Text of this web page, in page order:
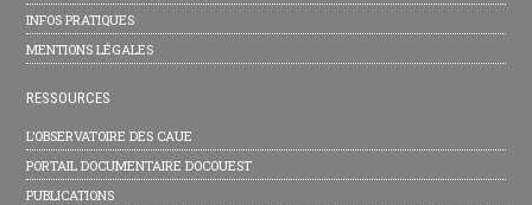
INFOS PRATIQUES
MENTIONS LÉGALES
RESSOURCES
L’OBSERVATOIRE DES CAUE
PORTAIL DOCUMENTAIRE DOCOUEST
PUBLICATIONS